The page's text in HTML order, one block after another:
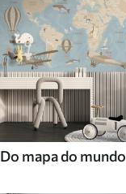
Do mapa do mundo